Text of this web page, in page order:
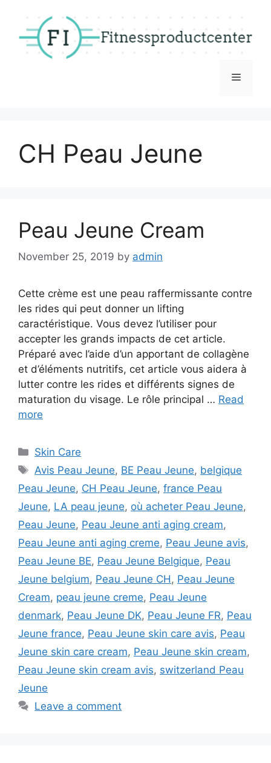
content
Menu
CH Peau Jeune
Peau Jeune Cream
November 25, 2019 by admin
Cette crème est une peau raffermissante contre
les rides qui peut donner un lifting
caractéristique. Vous devez l’utiliser pour
accepter les grands impacts de cet article.
Préparé avec l’aide d’un apportant de collagène
et d’éléments nutritifs, cet article vous aidera à
lutter contre les rides et différents signes de
maturation du visage. Le rôle principal … Read
more
Categories
Skin Care
Tags
Avis Peau Jeune, BE Peau Jeune, belgique
Peau Jeune, CH Peau Jeune, france Peau
Jeune, LA peau jeune, où acheter Peau Jeune,
Peau Jeune, Peau Jeune anti aging cream,
Peau Jeune anti aging creme, Peau Jeune avis,
Peau Jeune BE, Peau Jeune Belgique, Peau
Jeune belgium, Peau Jeune CH, Peau Jeune
Cream, peau jeune creme, Peau Jeune
denmark, Peau Jeune DK, Peau Jeune FR, Peau
Jeune france, Peau Jeune skin care avis, Peau
Jeune skin care cream, Peau Jeune skin cream,
Peau Jeune skin cream avis, switzerland Peau
Jeune
Leave a comment